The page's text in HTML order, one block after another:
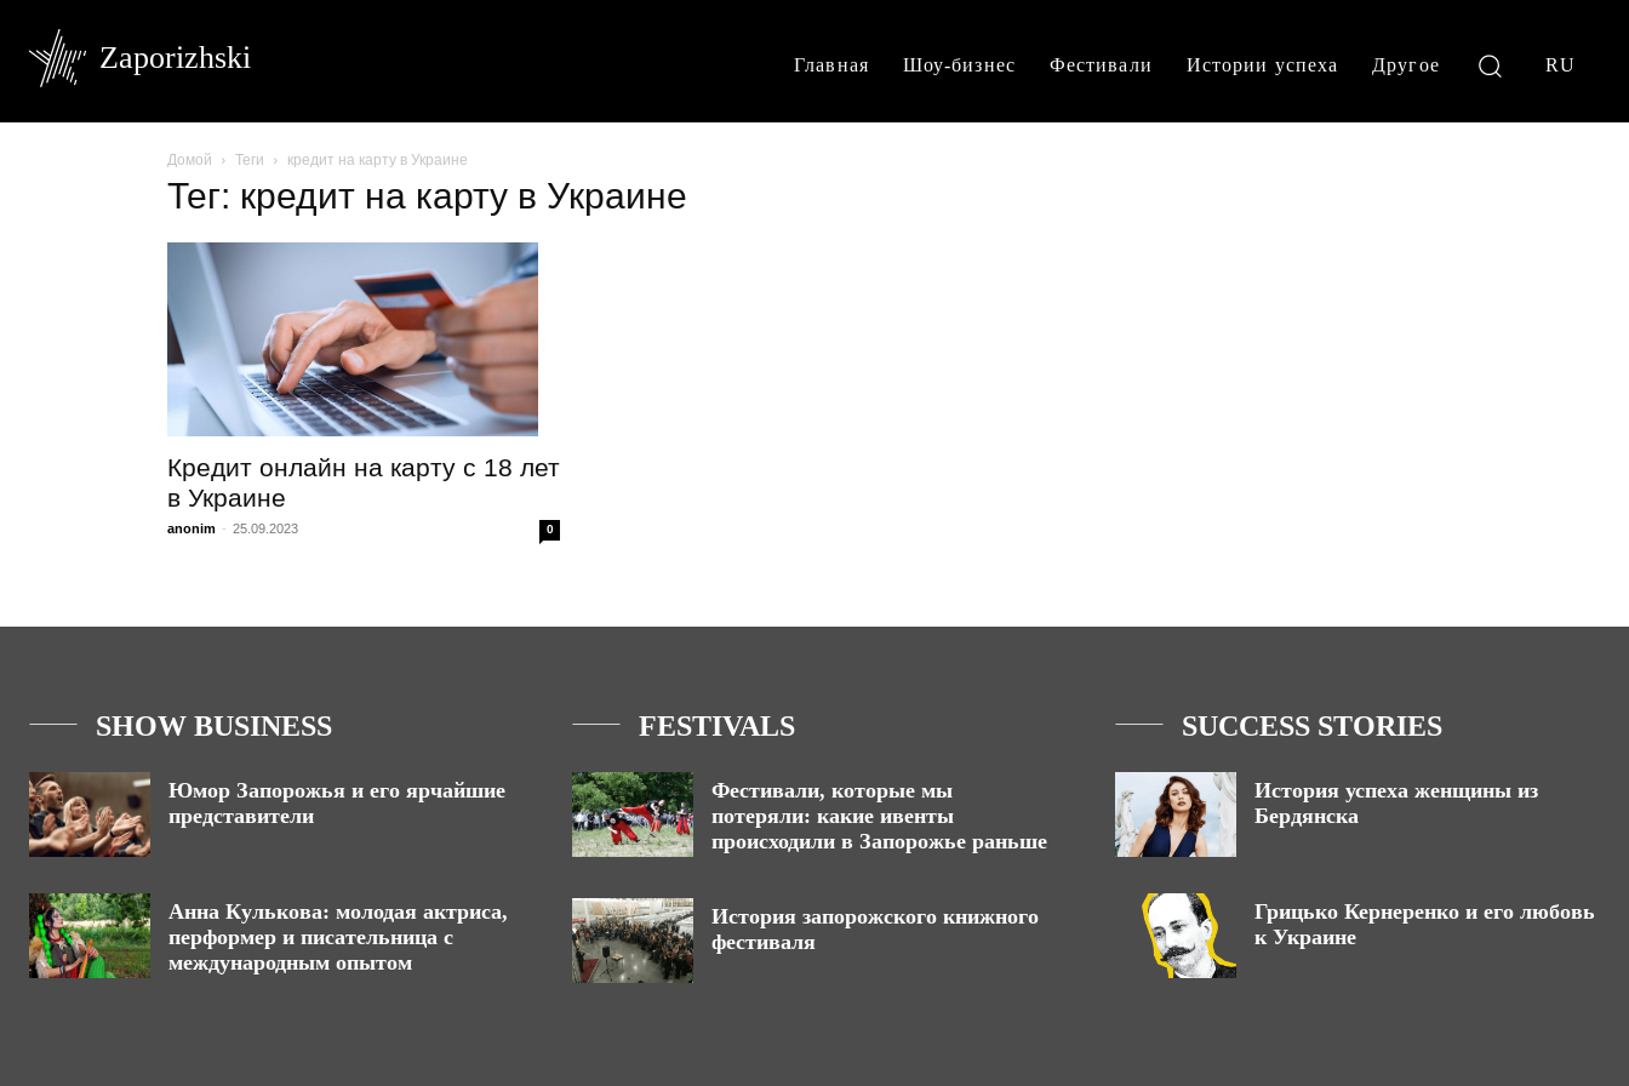
Zaporizhski Главная Шоу-бизнес Фестивали Истории успеха Другое RU
Домой Теги кредит на карту в Украине
Тег: кредит на карту в Украине
Кредит онлайн на карту с 18 лет
в Украине
anonim - 25.09.2023 0
SHOW BUSINESS
Юмор Запорожья и его ярчайшие
представители
Анна Кулькова: молодая актриса,
перформер и писательница с
международным опытом
FESTIVALS
Фестивали, которые мы
потеряли: какие ивенты
происходили в Запорожье раньше
История запорожского книжного
фестиваля
SUCCESS STORIES
История успеха женщины из
Бердянска
Грицько Кернеренко и его любовь
к Украине